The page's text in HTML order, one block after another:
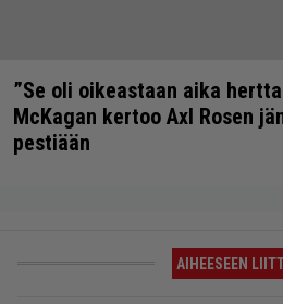
”Se oli oikeastaan aika
McKagan kertoo Axl Rosen
pestiään
AIHEESEEN